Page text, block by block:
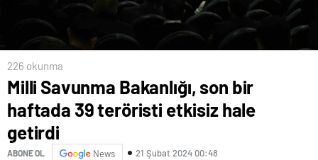
226 okunma
Milli Savunma Bakanlığı, son bir
haftada 39 teröristi etkisiz hale
getirdi
ABONE OL News 21 Şubat 2024 00:48